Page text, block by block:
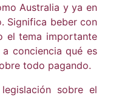
Australia y ya en
Significa beber con
el tema importante
conciencia qué es
todo pagando.
sobre el